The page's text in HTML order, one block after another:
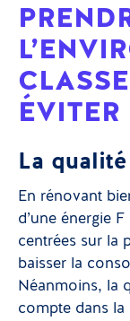
ÉVITER
La
En rénovant
d’une énergie
centrées sur la
baisser la
Néanmoins, la
compte dans la